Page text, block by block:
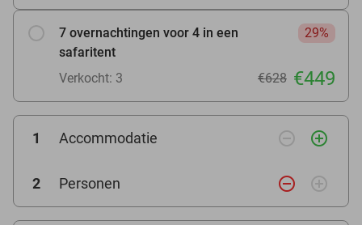
7 overnachtingen voor 4 in een
safaritent
29%
Verkocht: 3 €628 €449
1 Accommodatie remove_circle_outline add_circle_outline
2 Personen remove_circle_outline add_circle_outline